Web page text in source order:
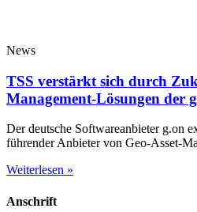
News
TSS verstärkt sich durch
Management-Lösungen der
Der deutsche Softwareanbieter g.on
führender Anbieter von Geo-Asset-
Weiterlesen »
Anschrift